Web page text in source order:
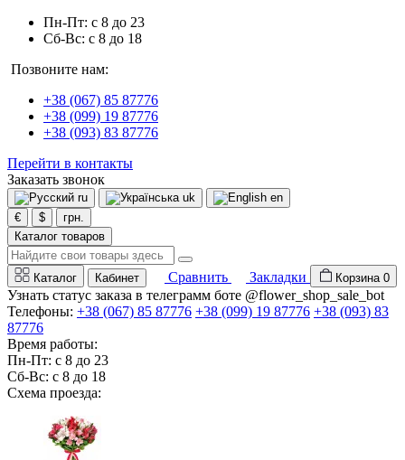
Пн-Пт: с 8 до 23
Сб-Вс: с 8 до 18
Позвоните нам:
+38 (067) 85 87776
+38 (099) 19 87776
+38 (093) 83 87776
Перейти в контакты
Заказать звонок
ru uk
en
€
$
грн.
Каталог товаров
Каталог Кабинет Сравнить Закладки Корзина 0
Узнать статус заказа в телеграмм боте @flower_shop_sale_bot
Телефоны: +38 (067) 85 87776 +38 (099) 19 87776 +38 (093) 83
87776
Время работы:
Пн-Пт: с 8 до 23
Сб-Вс: с 8 до 18
Схема проезда: